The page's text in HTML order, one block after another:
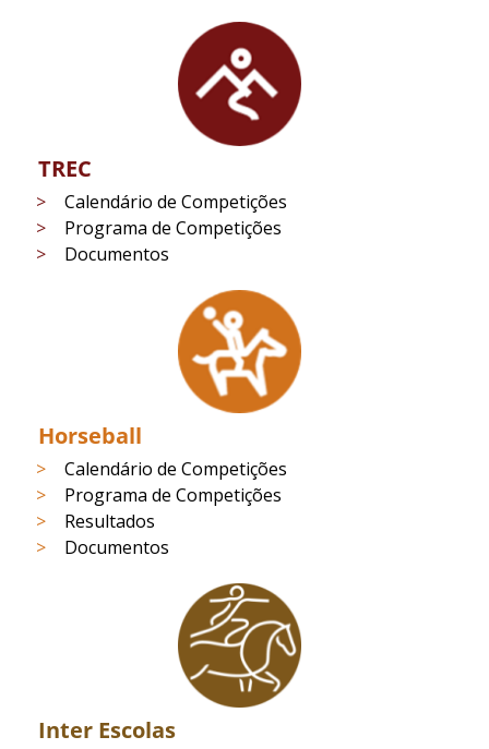
TREC
Calendário de Competições
Programa de Competições
Documentos
Horseball
Calendário de Competições
Programa de Competições
Resultados
Documentos
Inter Escolas